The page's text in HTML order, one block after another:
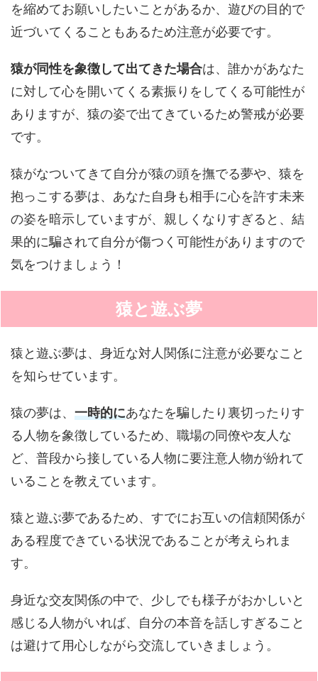
を縮めてお願いしたいことがあるか、遊びの目的で
近づいてくることもあるため注意が必要です。
猿が同性を象徴して出てきた場合は、誰かがあなた
に対して心を開いてくる素振りをしてくる可能性が
ありますが、猿の姿で出てきているため警戒が必要
です。
猿がなついてきて自分が猿の頭を撫でる夢や、猿を
抱っこする夢は、あなた自身も相手に心を許す未来
の姿を暗示していますが、親しくなりすぎると、結
果的に騙されて自分が傷つく可能性がありますので
気をつけましょう！
猿と遊ぶ夢
猿と遊ぶ夢は、身近な対人関係に注意が必要なこと
を知らせています。
猿の夢は、 一時的にあなたを騙したり裏切ったりす
る人物を象徴しているため、職場の同僚や友人な
ど、普段から接している人物に要注意人物が紛れて
いることを教えています。
猿と遊ぶ夢であるため、すでにお互いの信頼関係が
ある程度できている状況であることが考えられま
す。
身近な交友関係の中で、少しでも様子がおかしいと
感じる人物がいれば、自分の本音を話しすぎること
は避けて用心しながら交流していきましょう。